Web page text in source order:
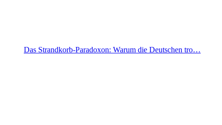
Das Strandkorb-Paradoxon: Warum die Deutschen tro…